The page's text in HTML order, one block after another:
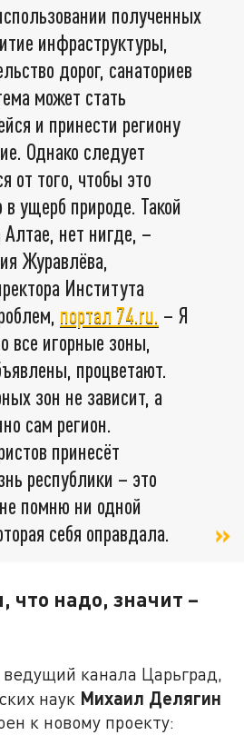
полученных
инфраструктуры,
дорог, санаториев
может стать
и принести региону
Однако следует
от того, чтобы это
ущерб природе. Такой
Алтае, нет нигде, –
Журавлёва,
Института
портал 74.ru. – Я
все игорные зоны,
процветают.
зон не зависит, а
сам регион.
принесёт
республики – это
помню ни одной
себя оправдала.
что надо, значит –
канала Царьград,
наук Михаил Делягин
к новому проекту: